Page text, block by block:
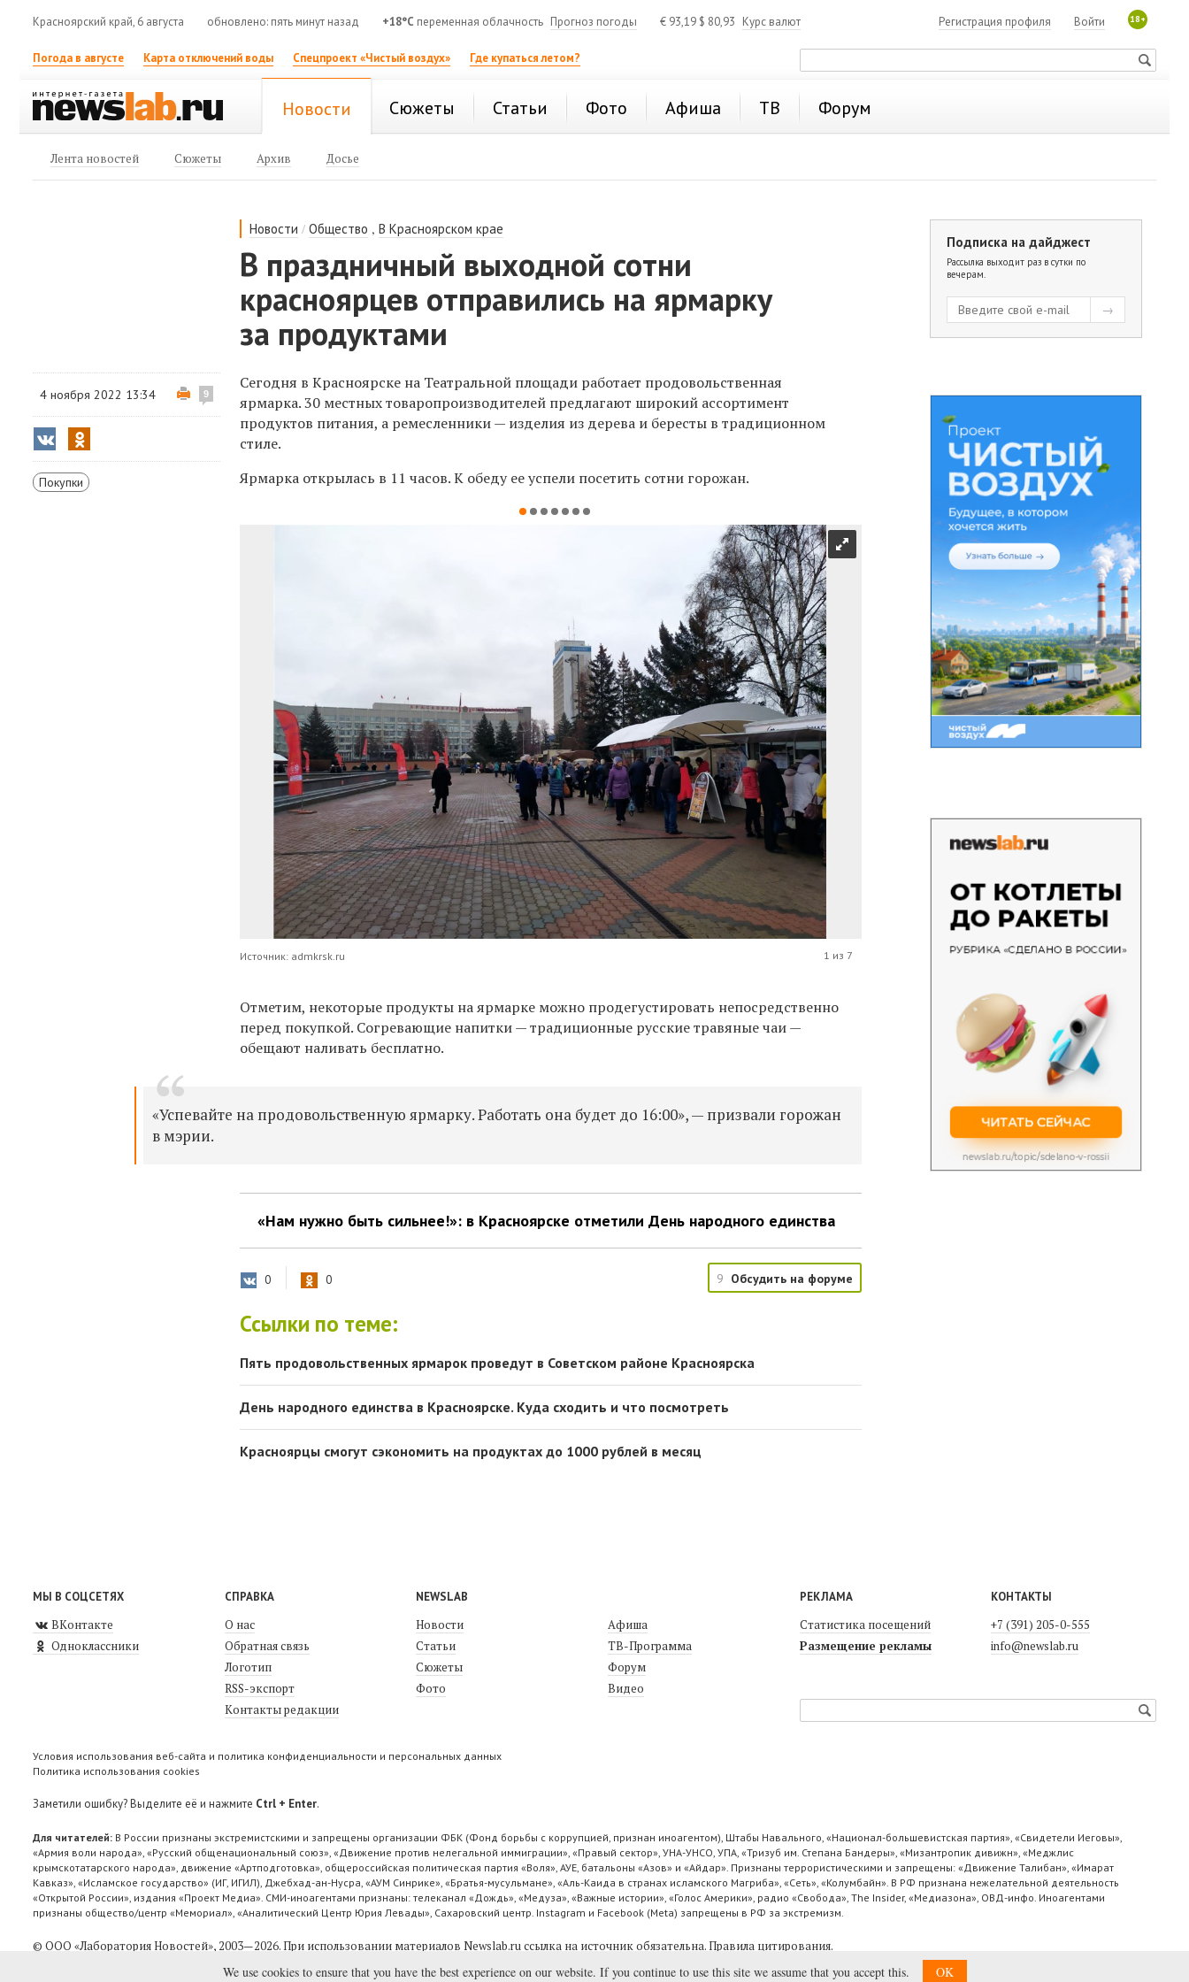
Красноярский край, 6 августа обновлено: пять минут назад +18°C переменная облачность Прогноз погоды € 93,19 $ 80,93 Курс валют 18+
Войти
Регистрация профиля
Погода в августе Карта отключений воды Спецпроект «Чистый воздух» Где купаться летом?
Новости Сюжеты Статьи Фото Афиша ТВ Форум
Лента новостей Сюжеты Архив Досье
Новости /Общество ,В Красноярском крае
В праздничный выходной сотни
красноярцев отправились на ярмарку
за продуктами
4 ноября 2022 13:34 9
Покупки
Сегодня в Красноярске на Театральной площади работает продовольственная
ярмарка.30 местных товаропроизводителей предлагают широкий ассортимент
продуктов питания, а ремесленники — изделия из дерева и бересты в традиционном
стиле.
Ярмарка открылась в 11 часов. К обеду ее успели посетить сотни горожан.
Источник: admkrsk.ru 1 из 7
Отметим, некоторые продукты на ярмарке можно продегустировать непосредственно
перед покупкой. Согревающие напитки—традиционные русские травяные чаи—
обещают наливать бесплатно.
«Успевайте на продовольственную ярмарку. Работать она будет до 16:00», — призвали горожан
в мэрии.
«Нам нужно быть сильнее!»: в Красноярске отметили День народного единства
0 0 9 Обсудить на форуме
Ссылки по теме:
Пять продовольственных ярмарок проведут в Советском районе Красноярска
День народного единства в Красноярске. Куда сходить и что посмотреть
Красноярцы смогут сэкономить на продуктах до 1000 рублей в месяц
Подписка на дайджест
Рассылка выходит раз в сутки по
вечерам.
МЫ В СОЦСЕТЯХ
ВКонтакте
Одноклассники
СПРАВКА
О нас
Обратная связь
Логотип
RSS-экспорт
Контакты редакции
NEWSLAB
Новости
Статьи
Сюжеты
Фото
Афиша
ТВ-Программа
Форум
Видео
РЕКЛАМА
Статистика посещений
Размещение рекламы
КОНТАКТЫ
+7 (391) 205-0-555
info@newslab.ru
Условия использования веб-сайта и политика конфиденциальности и персональных данных
Политика использования cookies
Заметили ошибку? Выделите её и нажмите Ctrl + Enter.
Для читателей: В России признаны экстремистскими и запрещены организации ФБК (Фонд борьбы с коррупцией, признан иноагентом), Штабы Навального, «Национал-большевистская партия», «Свидетели Иеговы»,
«Армия воли народа», «Русский общенациональный союз», «Движение против нелегальной иммиграции», «Правый сектор», УНА-УНСО, УПА, «Тризуб им. Степана Бандеры», «Мизантропик дивижн», «Меджлис
крымскотатарского народа», движение «Артподготовка», общероссийская политическая партия «Воля», АУЕ, батальоны «Азов» и «Айдар». Признаны террористическими и запрещены: «Движение Талибан», «Имарат
Кавказ», «Исламское государство» (ИГ, ИГИЛ), Джебхад-ан-Нусра, «АУМ Синрике», «Братья-мусульмане», «Аль-Каида в странах исламского Магриба», «Сеть», «Колумбайн». В РФ признана нежелательной деятельность
«Открытой России», издания «Проект Медиа». СМИ-иноагентами признаны: телеканал «Дождь», «Медуза», «Важные истории», «Голос Америки», радио «Свобода», The Insider, «Медиазона», ОВД-инфо. Иноагентами
признаны общество/центр «Мемориал», «Аналитический Центр Юрия Левады», Сахаровский центр. Instagram и Facebook (Metа) запрещены в РФ за экстремизм.
© ООО «Лаборатория Новоcтей», 2003—2026.При использовании материалов Newslab.ru ссылка на источник обязательна.Правила цитирования.
We use cookies to ensure that you have the best experience on our website. If you continue to use this site we assume that you accept this. OK